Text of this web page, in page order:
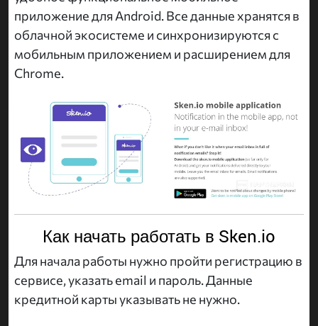
приложение для Android. Все данные хранятся в
облачной экосистеме и синхронизируются с
мобильным приложением и расширением для
Chrome.
Как начать работать в Sken.io
Для начала работы нужно пройти регистрацию в
сервисе, указать email и пароль. Данные
кредитной карты указывать не нужно.